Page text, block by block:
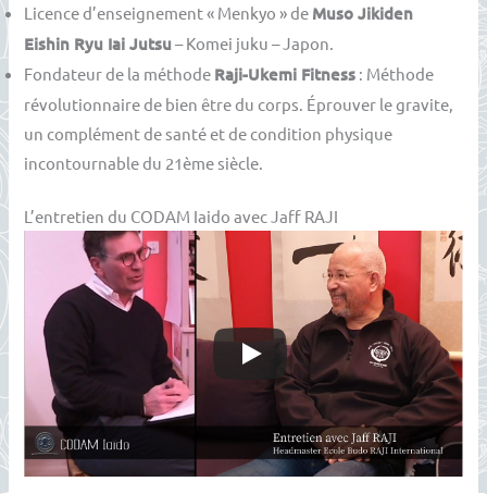
Licence d’enseignement « Menkyo » de Muso Jikiden
Eishin Ryu Iai Jutsu– Komei juku – Japon.
Fondateur de la méthode Raji-Ukemi Fitness : Méthode
révolutionnaire de bien être du corps. Éprouver le gravite,
un complément de santé et de condition physique
incontournable du 21ème siècle.
L’entretien du CODAM Iaido avec Jaff RAJI